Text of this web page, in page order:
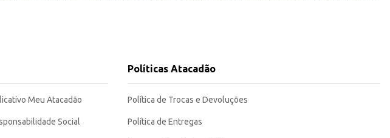
de 160g oferece um bom rendimento, tornando-se uma escolha eficiente para o consumo
Meu Atacadão
Social
Políticas Atacadão
Política de Trocas e Devoluções
Política de Entregas